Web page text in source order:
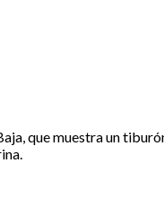
que muestra un